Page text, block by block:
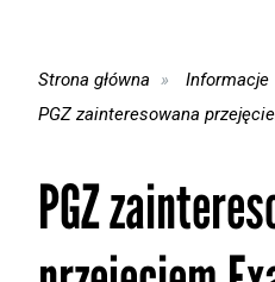
Strona główna
Informacje
PGZ zainteresowana
PGZ